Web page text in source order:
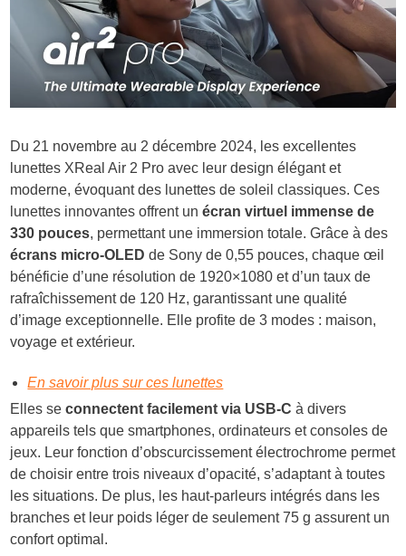
Du 21 novembre au 2 décembre 2024, les excellentes
lunettes XReal Air 2 Pro avec leur design élégant et
moderne, évoquant des lunettes de soleil classiques. Ces
lunettes innovantes offrent un écran virtuel immense de
330 pouces, permettant une immersion totale. Grâce à des
écrans micro-OLED de Sony de 0,55 pouces, chaque œil
bénéficie d’une résolution de 1920×1080 et d’un taux de
rafraîchissement de 120 Hz, garantissant une qualité
d’image exceptionnelle. Elle profite de 3 modes : maison,
voyage et extérieur.
En savoir plus sur ces lunettes
Elles seconnectent facilement via USB-C à divers
appareils tels que smartphones, ordinateurs et consoles de
jeux. Leur fonction d’obscurcissement électrochrome permet
de choisir entre trois niveaux d’opacité, s’adaptant à toutes
les situations. De plus, les haut-parleurs intégrés dans les
branches et leur poids léger de seulement 75 g assurent un
confort optimal.